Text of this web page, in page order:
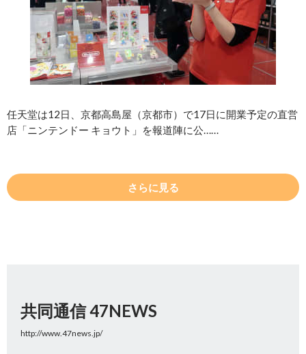
任天堂は12日、京都高島屋（京都市）で17日に開業予定の直営
店「ニンテンドー キョウト」を報道陣に公……
さらに見る
共同通信 47NEWS
http://www.47news.jp/